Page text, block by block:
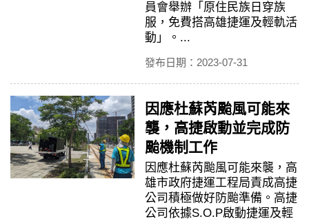
員會舉辦「原住民族日穿族
服，免費搭高雄捷運及輕軌活
動」。...
發布日期：2023-07-31
因應杜蘇芮颱風可能來
襲，高捷啟動並完成防
颱機制工作
因應杜蘇芮颱風可能來襲，高
雄市政府捷運工程局責成高捷
公司積極做好防颱準備。高捷
公司依據S.O.P啟動捷運及輕